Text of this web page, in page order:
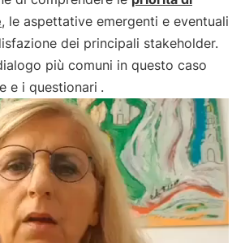
, le aspettative emergenti e eventuali
dei principali stakeholder.
più comuni in questo caso
e i questionari .